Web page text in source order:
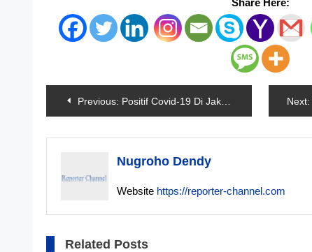
Navigasi
pos
Previous: Positif Covid-19 Di Jakarta Bertambah 132 Kasus Next:
Nugroho Dendy
Website https://reporter-channel.com
Related Posts